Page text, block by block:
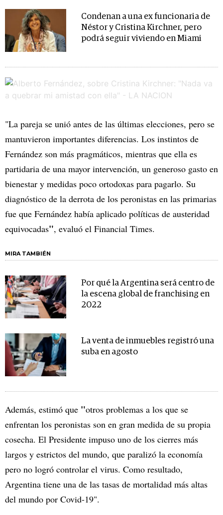
Condenan a una ex funcionaria de
Néstor y Cristina Kirchner, pero
podrá seguir viviendo en Miami
"La pareja se unió antes de las últimas elecciones, pero se
mantuvieron importantes diferencias. Los instintos de
Fernández son más pragmáticos, mientras que ella es
partidaria de una mayor intervención, un generoso gasto en
bienestar y medidas poco ortodoxas para pagarlo. Su
diagnóstico de la derrota de los peronistas en las primarias
fue que Fernández había aplicado políticas de austeridad
equivocadas", evaluó el Financial Times.
MIRA TAMBIÉN
Por qué la Argentina será centro de
la escena global de franchising en
2022
La venta de inmuebles registró una
suba en agosto
Además, estimó que "otros problemas a los que se
enfrentan los peronistas son en gran medida de su propia
cosecha. El Presidente impuso uno de los cierres más
largos y estrictos del mundo, que paralizó la economía
pero no logró controlar el virus. Como resultado,
Argentina tiene una de las tasas de mortalidad más altas
del mundo por Covid-19".